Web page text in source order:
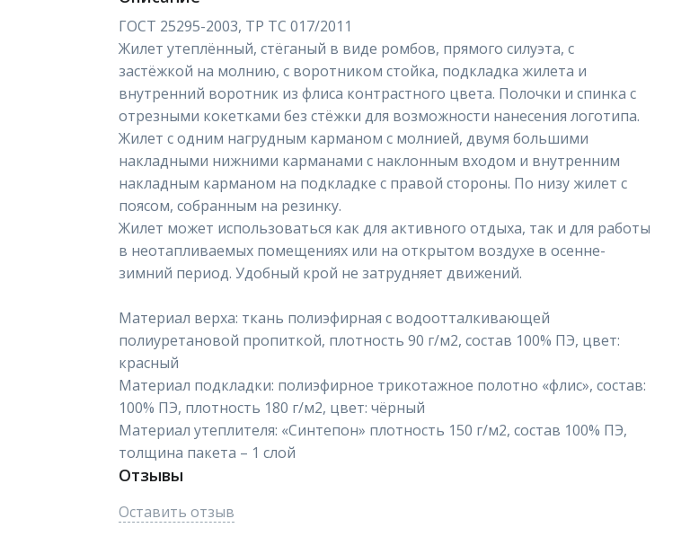
ГОСТ 25295-2003, ТР ТС 017/2011
Жилет утеплённый, стёганый в виде ромбов, прямого силуэта, с
застёжкой на молнию, с воротником стойка, подкладка жилета и
внутренний воротник из флиса контрастного цвета. Полочки и спинка с
отрезными кокетками без стёжки для возможности нанесения логотипа.
Жилет с одним нагрудным карманом с молнией, двумя большими
накладными нижними карманами с наклонным входом и внутренним
накладным карманом на подкладке с правой стороны. По низу жилет с
поясом, собранным на резинку.
Жилет может использоваться как для активного отдыха, так и для работы
в неотапливаемых помещениях или на открытом воздухе в осенне-
зимний период. Удобный крой не затрудняет движений.
Материал верха: ткань полиэфирная с водоотталкивающей
полиуретановой пропиткой, плотность 90 г/м2, состав 100% ПЭ, цвет:
красный
Материал подкладки: полиэфирное трикотажное полотно «флис», состав:
100% ПЭ, плотность 180 г/м2, цвет: чёрный
Материал утеплителя: «Синтепон» плотность 150 г/м2, состав 100% ПЭ,
толщина пакета – 1 слой
Отзывы
Оставить отзыв